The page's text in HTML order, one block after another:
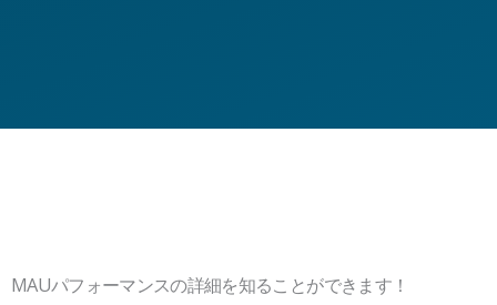
MAUパフォーマンスの詳細を知ることができます！